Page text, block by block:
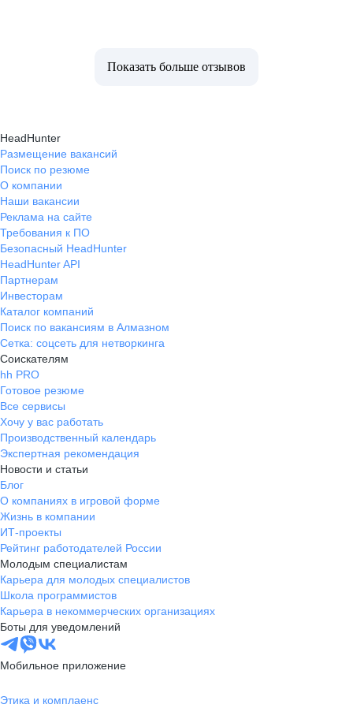
Показать больше отзывов
HeadHunter
Размещение вакансий
Поиск по резюме
О компании
Наши вакансии
Реклама на сайте
Требования к ПО
Безопасный HeadHunter
HeadHunter API
Партнерам
Инвесторам
Каталог компаний
Поиск по вакансиям в Алмазном
Сетка: соцсеть для нетворкинга
Соискателям
hh PRO
Готовое резюме
Все сервисы
Хочу у вас работать
Производственный календарь
Экспертная рекомендация
Новости и статьи
Блог
О компаниях в игровой форме
Жизнь в компании
ИТ-проекты
Рейтинг работодателей России
Молодым специалистам
Карьера для молодых специалистов
Школа программистов
Карьера в некоммерческих организациях
Боты для уведомлений
Мобильное приложение
Этика и комплаенс